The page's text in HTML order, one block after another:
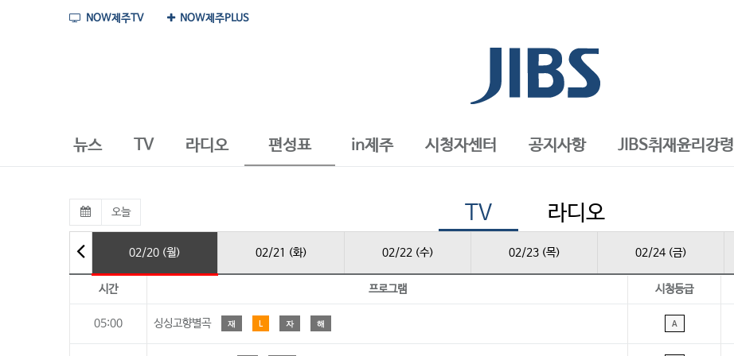
NOW제주PLUS
NOW제주TV
뉴스 TV 라디오 편성표 in제주 시청자센터 공지사항 JIBS취재윤리강령
오늘 TV 라디오
02/20 (월) 02/21 (화) 02/22 (수) 02/23 (목) 02/24 (금)
시간 프로그램 시청등급
05:00 싱싱고향별곡 재 L 자 해 A